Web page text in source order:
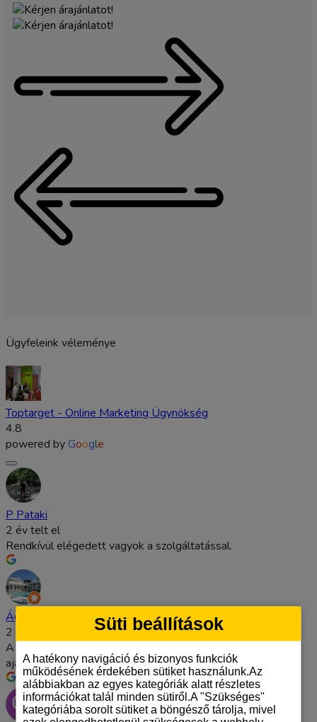
Süti beállítások
A hatékony navigáció és bizonyos funkciók
működésének érdekében sütiket használunk.Az
alábbiakban az egyes kategóriák alatt részletes
információkat talál minden sütiről.A "Szükséges"
kategóriába sorolt sütiket a böngésző tárolja, mivel
Ügyfeleink véleménye
Toptarget - Online Marketing Ügynökség
4.8
powered by Google
P Pataki
2 év telt el
Rendkívül elégedett vagyok a szolgáltatással.
Ágnes Pogács
2 év telt el
A legjobbak! Segítőkészek és rengeteg ötletet adnak. Csak
ajánlani tudom.